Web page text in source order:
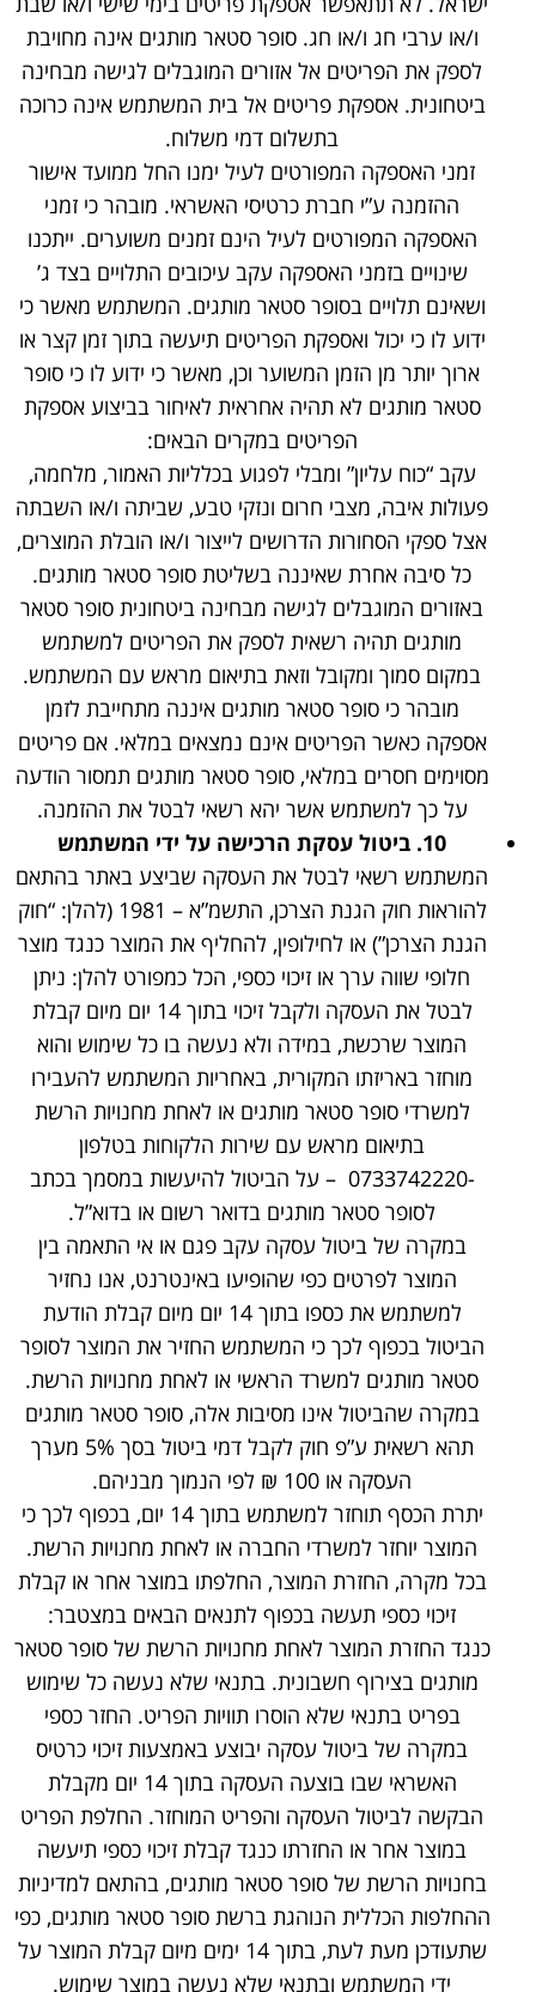
ו/או ערבי חג ו/או חג. סופר סטאר מותגים אינה מחויבת
לספק את הפריטים אל אזורים המוגבלים לגישה מבחינה
ביטחונית. אספקת פריטים אל בית המשתמש אינה כרוכה
בתשלום דמי משלוח.
זמני האספקה המפורטים לעיל ימנו החל ממועד אישור
ההזמנה ע”י חברת כרטיסי האשראי. מובהר כי זמני
האספקה המפורטים לעיל הינם זמנים משוערים. ייתכנו
שינויים בזמני האספקה עקב עיכובים התלויים בצד ג’
ושאינם תלויים בסופר סטאר מותגים. המשתמש מאשר כי
ידוע לו כי יכול ואספקת הפריטים תיעשה בתוך זמן קצר או
ארוך יותר מן הזמן המשוער וכן, מאשר כי ידוע לו כי סופר
סטאר מותגים לא תהיה אחראית לאיחור בביצוע אספקת
הפריטים במקרים הבאים:
עקב “כוח עליון” ומבלי לפגוע בכלליות האמור, מלחמה,
פעולות איבה, מצבי חרום ונזקי טבע, שביתה ו/או השבתה
אצל ספקי הסחורות הדרושים לייצור ו/או הובלת המוצרים,
כל סיבה אחרת שאיננה בשליטת סופר סטאר מותגים.
באזורים המוגבלים לגישה מבחינה ביטחונית סופר סטאר
מותגים תהיה רשאית לספק את הפריטים למשתמש
במקום סמוך ומקובל וזאת בתיאום מראש עם המשתמש.
מובהר כי סופר סטאר מותגים איננה מתחייבת לזמן
אספקה כאשר הפריטים אינם נמצאים במלאי. אם פריטים
מסוימים חסרים במלאי, סופר סטאר מותגים תמסור הודעה
על כך למשתמש אשר יהא רשאי לבטל את ההזמנה.
10. ביטול עסקת הרכישה על ידי המשתמש
המשתמש רשאי לבטל את העסקה שביצע באתר בהתאם
להוראות חוק הגנת הצרכן, התשמ”א – 1981 (להלן: “חוק
הגנת הצרכן”) או לחילופין, להחליף את המוצר כנגד מוצר
חלופי שווה ערך או זיכוי כספי, הכל כמפורט להלן: ניתן
לבטל את העסקה ולקבל זיכוי בתוך 14 יום מיום קבלת
המוצר שרכשת, במידה ולא נעשה בו כל שימוש והוא
מוחזר באריזתו המקורית, באחריות המשתמש להעבירו
למשרדי סופר סטאר מותגים או לאחת מחנויות הרשת
בתיאום מראש עם שירות הלקוחות בטלפון
-0733742220 – על הביטול להיעשות במסמך בכתב
לסופר סטאר מותגים בדואר רשום או בדוא”ל.
במקרה של ביטול עסקה עקב פגם או אי התאמה בין
המוצר לפרטים כפי שהופיעו באינטרנט, אנו נחזיר
למשתמש את כספו בתוך 14 יום מיום קבלת הודעת
הביטול בכפוף לכך כי המשתמש החזיר את המוצר לסופר
סטאר מותגים למשרד הראשי או לאחת מחנויות הרשת.
במקרה שהביטול אינו מסיבות אלה, סופר סטאר מותגים
תהא רשאית ע”פ חוק לקבל דמי ביטול בסך 5% מערך
העסקה או 100 ₪ לפי הנמוך מבניהם.
יתרת הכסף תוחזר למשתמש בתוך 14 יום, בכפוף לכך כי
המוצר יוחזר למשרדי החברה או לאחת מחנויות הרשת.
בכל מקרה, החזרת המוצר, החלפתו במוצר אחר או קבלת
זיכוי כספי תעשה בכפוף לתנאים הבאים במצטבר:
כנגד החזרת המוצר לאחת מחנויות הרשת של סופר סטאר
מותגים בצירוף חשבונית. בתנאי שלא נעשה כל שימוש
בפריט בתנאי שלא הוסרו תוויות הפריט. החזר כספי
במקרה של ביטול עסקה יבוצע באמצעות זיכוי כרטיס
האשראי שבו בוצעה העסקה בתוך 14 יום מקבלת
הבקשה לביטול העסקה והפריט המוחזר. החלפת הפריט
במוצר אחר או החזרתו כנגד קבלת זיכוי כספי תיעשה
בחנויות הרשת של סופר סטאר מותגים, בהתאם למדיניות
ההחלפות הכללית הנוהגת ברשת סופר סטאר מותגים, כפי
שתעודכן מעת לעת, בתוך 14 ימים מיום קבלת המוצר על
ידי המשתמש ובתנאי שלא נעשה במוצר שימוש.